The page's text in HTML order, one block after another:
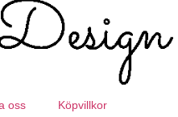
oss Köpvillkor